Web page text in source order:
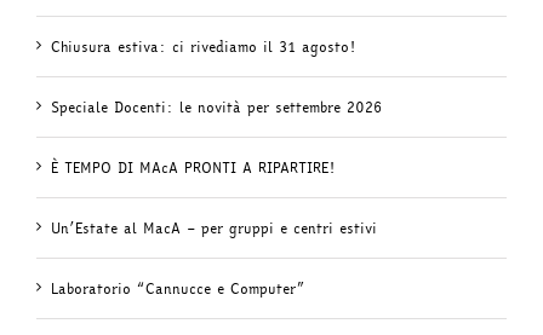
Chiusura estiva: ci rivediamo il 31 agosto!
Speciale Docenti: le novità per settembre 2026
È TEMPO DI MAcA PRONTI A RIPARTIRE!
Un’Estate al MacA – per gruppi e centri estivi
Laboratorio “Cannucce e Computer”